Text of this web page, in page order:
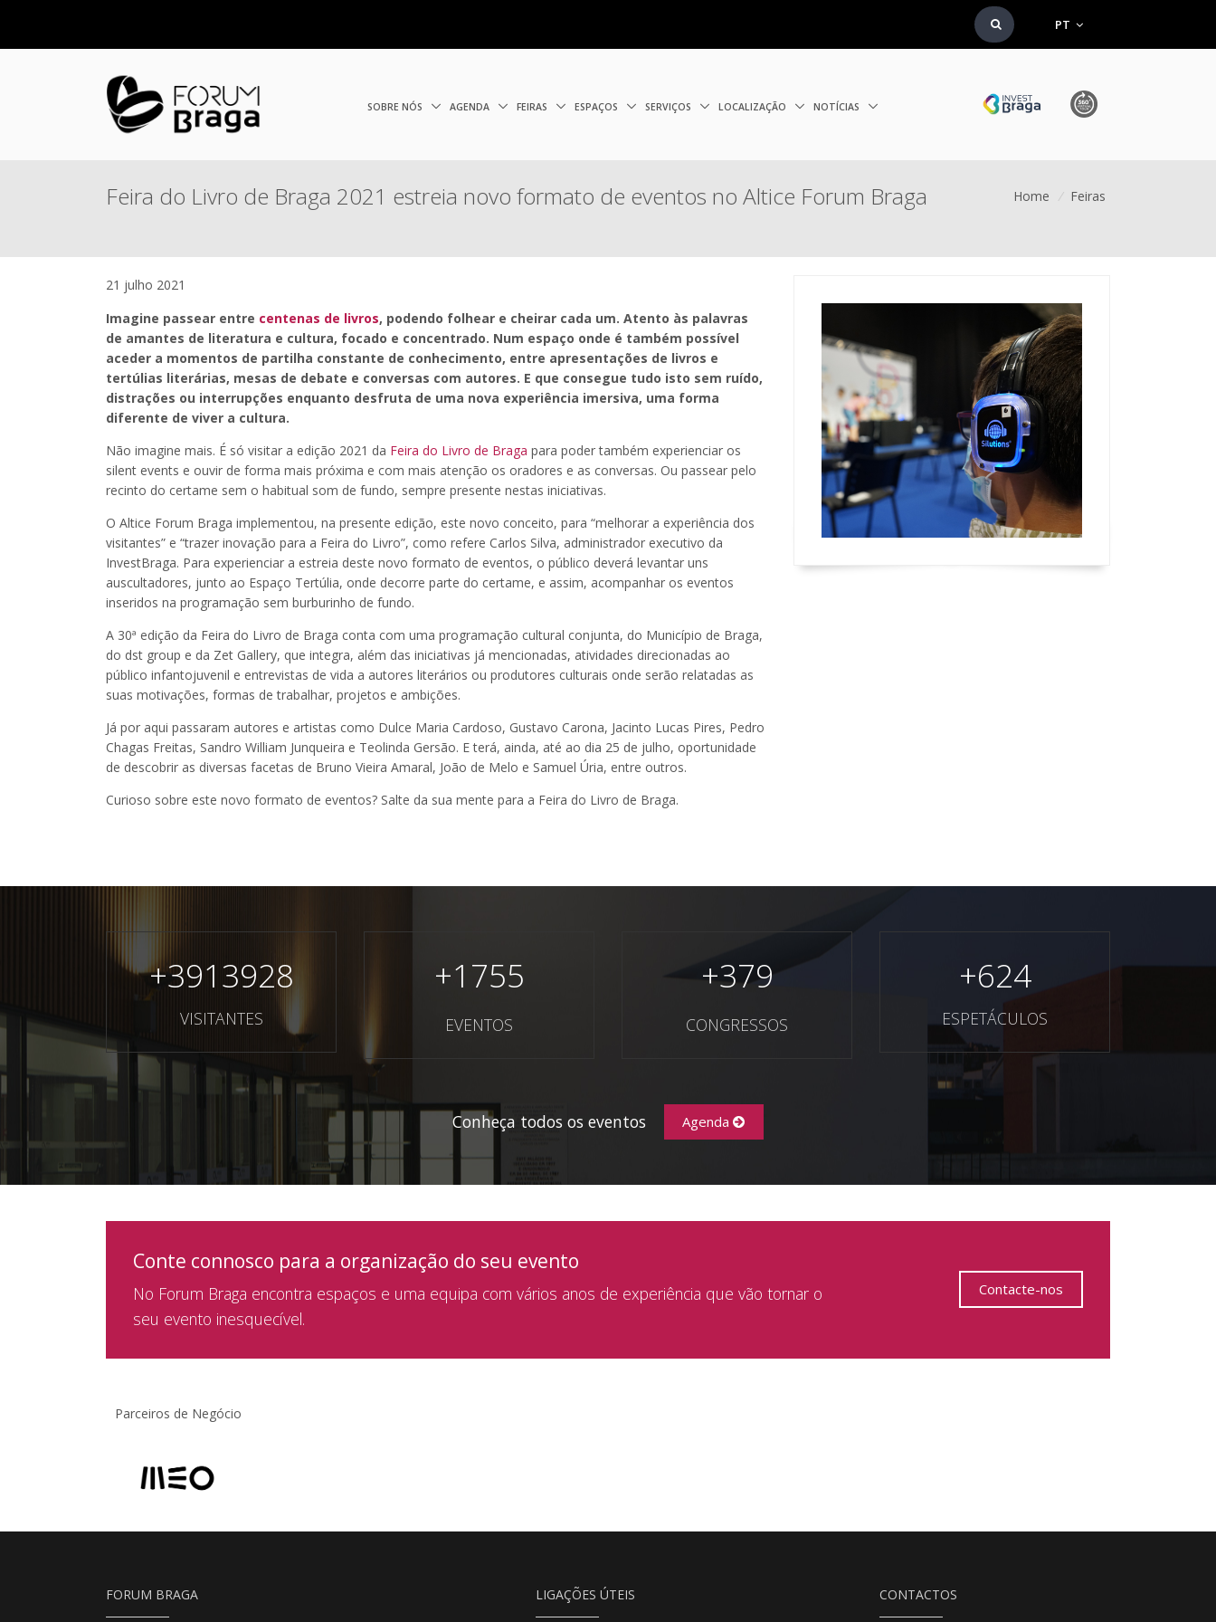
PT
SOBRE NÓS AGENDA FEIRAS ESPAÇOS SERVIÇOS LOCALIZAÇÃO NOTÍCIAS
Feira do Livro de Braga 2021 estreia novo formato de eventos no Altice Forum Braga Home / Feiras
21 julho 2021
Imagine passear entre centenas de livros, podendo folhear e cheirar cada um. Atento às palavras
de amantes de literatura e cultura, focado e concentrado. Num espaço onde é também possível
aceder a momentos de partilha constante de conhecimento, entre apresentações de livros e
tertúlias literárias, mesas de debate e conversas com autores. E que consegue tudo isto sem ruído,
distrações ou interrupções enquanto desfruta de uma nova experiência imersiva, uma forma
diferente de viver a cultura.
Não imagine mais. É só visitar a edição 2021 da Feira do Livro de Braga para poder também experienciar os
silent events e ouvir de forma mais próxima e com mais atenção os oradores e as conversas. Ou passear pelo
recinto do certame sem o habitual som de fundo, sempre presente nestas iniciativas.
O Altice Forum Braga implementou, na presente edição, este novo conceito, para “melhorar a experiência dos
visitantes” e “trazer inovação para a Feira do Livro”, como refere Carlos Silva, administrador executivo da
InvestBraga. Para experienciar a estreia deste novo formato de eventos, o público deverá levantar uns
auscultadores, junto ao Espaço Tertúlia, onde decorre parte do certame, e assim, acompanhar os eventos
inseridos na programação sem burburinho de fundo.
A 30ª edição da Feira do Livro de Braga conta com uma programação cultural conjunta, do Município de Braga,
do dst group e da Zet Gallery, que integra, além das iniciativas já mencionadas, atividades direcionadas ao
público infantojuvenil e entrevistas de vida a autores literários ou produtores culturais onde serão relatadas as
suas motivações, formas de trabalhar, projetos e ambições.
Já por aqui passaram autores e artistas como Dulce Maria Cardoso, Gustavo Carona, Jacinto Lucas Pires, Pedro
Chagas Freitas, Sandro William Junqueira e Teolinda Gersão. E terá, ainda, até ao dia 25 de julho, oportunidade
de descobrir as diversas facetas de Bruno Vieira Amaral, João de Melo e Samuel Úria, entre outros.
Curioso sobre este novo formato de eventos? Salte da sua mente para a Feira do Livro de Braga.
+3913928
VISITANTES
+1755
EVENTOS
+379
CONGRESSOS
+624
ESPETÁCULOS
Conheça todos os eventos Agenda
Conte connosco para a organização do seu evento
No Forum Braga encontra espaços e uma equipa com vários anos de experiência que vão tornar o
seu evento inesquecível.
Contacte-nos
Parceiros de Negócio
FORUM BRAGA LIGAÇÕES ÚTEIS CONTACTOS